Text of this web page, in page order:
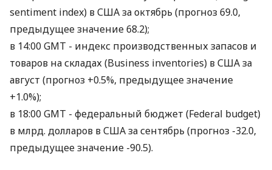
sentiment index) в США за октябрь (прогноз 69.0,
предыдущее значение 68.2);
в 14:00 GMT - индекс производственных запасов и
товаров на складах (Business inventories) в США за
август (прогноз +0.5%, предыдущее значение
+1.0%);
в 18:00 GMT - федеральный бюджет (Federal budget)
в млрд. долларов в США за сентябрь (прогноз -32.0,
предыдущее значение -90.5).